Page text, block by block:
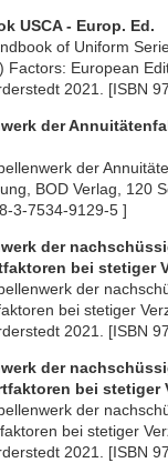
USCA - Europ. Ed.
of Uniform
Factors: European
2021. [ISBN
der
der
BOD Verlag, 120
3-7534-9129-5 ]
der
bei stetiger
der
bei stetiger
2021. [ISBN
der
bei stetiger
der
bei stetiger
2021. [ISBN